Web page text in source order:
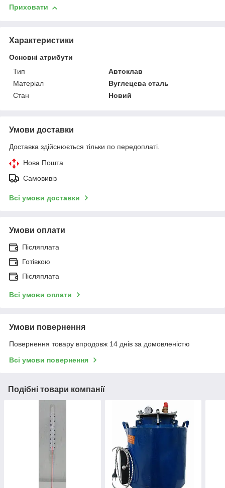
Приховати
Характеристики
Основні атрибути
Тип
Автоклав
Матеріал
Вуглецева сталь
Стан
Новий
Умови доставки
Доставка здійснюється тільки по передоплаті.
Нова Пошта
Самовивіз
Всі умови доставки
Умови оплати
Післяплата
Готівкою
Післяплата
Всі умови оплати
Умови повернення
Повернення товару впродовж 14 днів за домовленістю
Всі умови повернення
Подібні товари компанії